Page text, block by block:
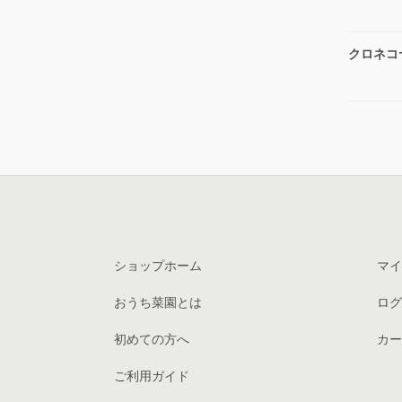
クロネコ
ショップホーム
おうち菜園とは
初めての方へ
ご利用ガイド
マ
ロ
カ